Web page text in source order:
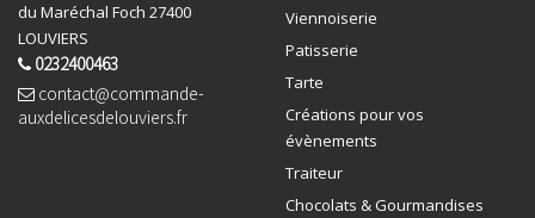
du Maréchal Foch 27400
LOUVIERS
0232400463
contact@commande-
auxdelicesdelouviers.fr
Viennoiserie
Patisserie
Tarte
Créations pour vos
évènements
Traiteur
Chocolats & Gourmandises